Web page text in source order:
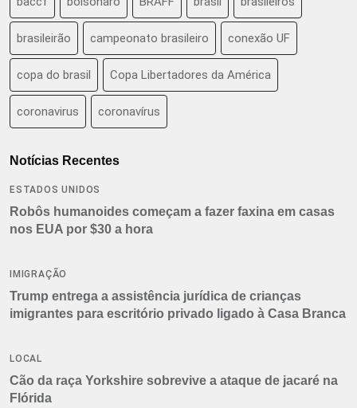
brasileirão campeonato brasileiro conexão UF
copa do brasil Copa Libertadores da América
coronavirus coronavírus
Notícias Recentes
ESTADOS UNIDOS
Robôs humanoides começam a fazer faxina em casas
nos EUA por $30 a hora
IMIGRAÇÃO
Trump entrega a assistência jurídica de crianças
imigrantes para escritório privado ligado à Casa Branca
LOCAL
Cão da raça Yorkshire sobrevive a ataque de jacaré na
Flórida